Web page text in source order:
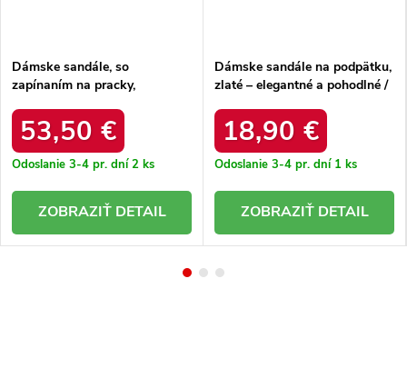
Dámske sandále, so
zapínaním na pracky,
/ tt274249
53,50 €
Odoslanie 3-4 pr. dní2 ks
DETAIL
Dámske sandále na podpätku,
zlaté – elegantné a pohodlné /
18,90 €
Odoslanie 3-4 pr. dní 1 ks
DETAIL